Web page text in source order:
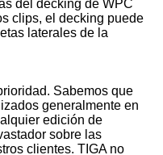
del decking de WPC
clips, el decking puede
laterales de la
Sabemos que
generalmente en
edición de
sobre las
clientes. TIGA no